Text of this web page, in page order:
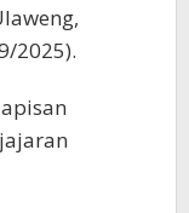
2025).